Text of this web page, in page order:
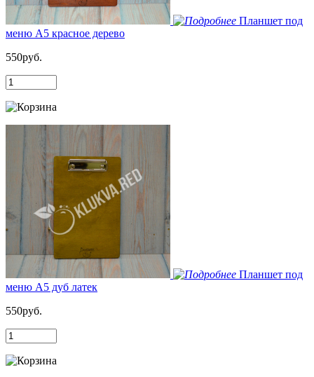
Планшет под
меню А5 красное дерево
550руб.
Планшет под
меню А5 дуб латек
550руб.